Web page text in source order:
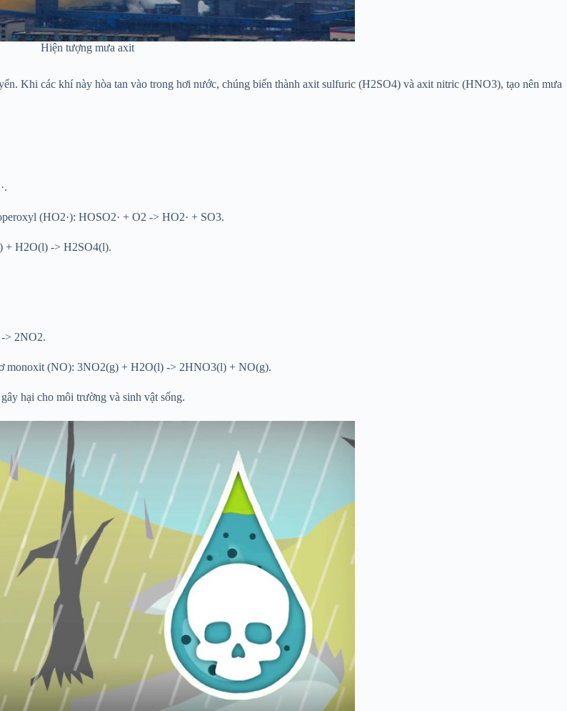
Hiện tượng mưa axit
Khi các khí này hòa tan vào trong hơi nước, chúng biến thành axit sulfuric (H2SO4) và axit nitric (HNO3), tạo nên mưa
(HO2·): HOSO2· + O2 -> HO2· + SO3.
+ H2O(l) -> H2SO4(l).
> 2NO2.
monoxit (NO): 3NO2(g) + H2O(l) -> 2HNO3(l) + NO(g).
hại cho môi trường và sinh vật sống.